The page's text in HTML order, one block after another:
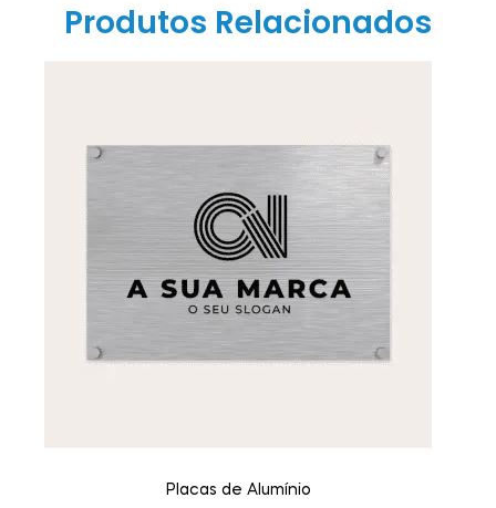
Produtos Relacionados
Placas de Alumínio